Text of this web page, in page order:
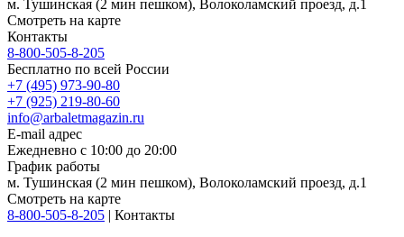
м. Тушинская (2 мин пешком), Волоколамский проезд, д.1
Смотреть на карте
Контакты
8-800-505-8-205
Бесплатно по всей России
+7 (495) 973-90-80
+7 (925) 219-80-60
info@arbaletmagazin.ru
E-mail адрес
Ежедневно с 10:00 до 20:00
График работы
м. Тушинская (2 мин пешком), Волоколамский проезд, д.1
Смотреть на карте
8-800-505-8-205 | Контакты